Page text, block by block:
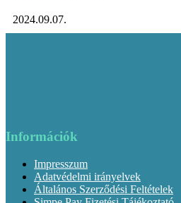
2024.09.07.
Információk
Impresszum
Adatvédelmi irányelvek
Általános Szerződési Feltételek